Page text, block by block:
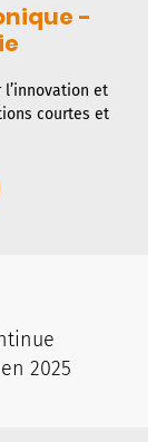
-
l’innovation et
courtes et
2025